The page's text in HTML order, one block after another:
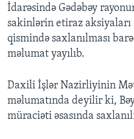
İdarəsində Gədəbəy
sakinlərin etiraz aksiyaları
qismində saxlanılması
məlumat yayılıb.
Daxili İşlər Nazirliyinin
məlumatında deyilir ki,
müraciəti əsasında